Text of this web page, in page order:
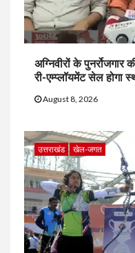
अग्निवीरों के
री-एम्प्लॉयमेंट सेल होगा
August 8, 2026
उत्तराखंड खेल-जगत